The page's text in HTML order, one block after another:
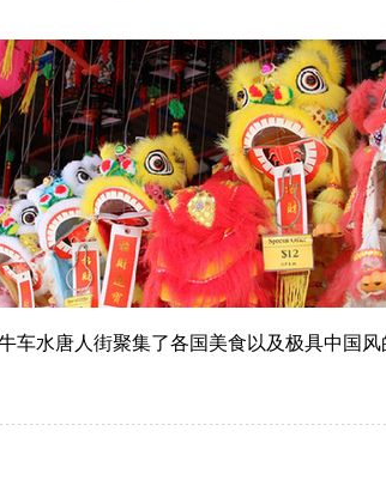
水唐人街聚集了各国美食以及极具中国风